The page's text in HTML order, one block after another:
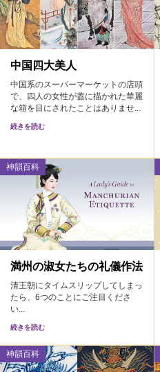
中国四大美人
中国系のスーパーマーケットの店頭
で、四人の女性が蓋に描かれた華麗
な箱を目にされたことはありませ...
続きを読む
神韻百科
満州の淑女たちの礼儀作法
清王朝にタイムスリップしてしまっ
たら、6つのことにご注目くださ
い...
続きを読む
神韻百科